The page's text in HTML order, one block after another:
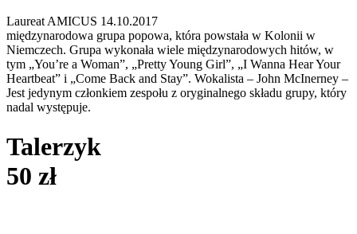
Laureat AMICUS 14.10.2017
międzynarodowa grupa popowa, która powstała w Kolonii w
Niemczech. Grupa wykonała wiele międzynarodowych hitów, w
tym „You’re a Woman”, „Pretty Young Girl”, „I Wanna Hear Your
Heartbeat” i „Come Back and Stay”. Wokalista – John McInerney –
Jest jedynym członkiem zespołu z oryginalnego składu grupy, który
nadal występuje.
Talerzyk
50 zł